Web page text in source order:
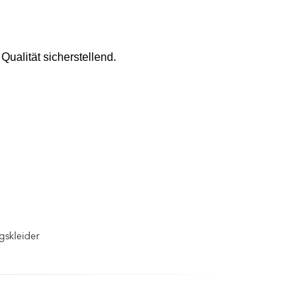
sicherstellend.